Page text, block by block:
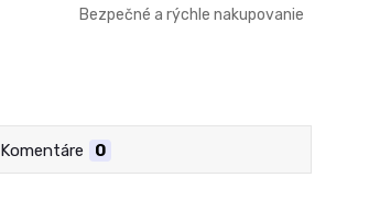
Bezpečné a rýchle nakupovanie
Komentáre 0